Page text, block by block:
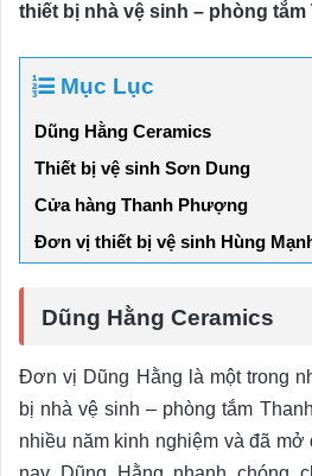
thiết bị nhà vệ sinh – phòng tắm
Mục Lục
Dũng Hằng Ceramics
Thiết bị vệ sinh Sơn Dung
Cửa hàng Thanh Phượng
Đơn vị thiết bị vệ sinh Hùng
Dũng Hằng Ceramics
Đơn vị Dũng Hằng là một trong
bị nhà vệ sinh – phòng tắm
nhiều năm kinh nghiệm và đã